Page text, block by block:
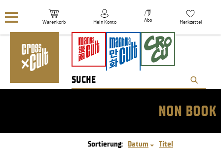
Warenkorb Mein Konto Abo Merkzettel
NON BOOK
Sortierung: Datum Titel